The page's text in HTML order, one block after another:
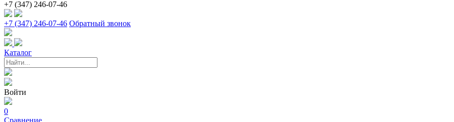
+7 (347) 246-07-46
+7 (347) 246-07-46 Обратный звонок
Каталог
Войти
0
Сравнение